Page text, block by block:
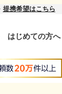
提携希望はこちら
はじめての方へ